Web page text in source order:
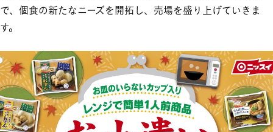
で、個食の新たなニーズを開拓し、売場を盛り上げていきま
す。